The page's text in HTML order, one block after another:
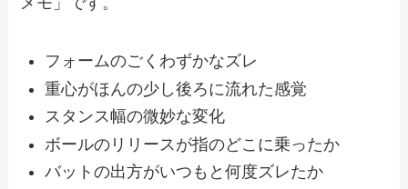
フォームのごくわずかなズレ
重心がほんの少し後ろに流れた感覚
スタンス幅の微妙な変化
ボールのリリースが指のどこに乗ったか
バットの出方がいつもと何度ズレたか